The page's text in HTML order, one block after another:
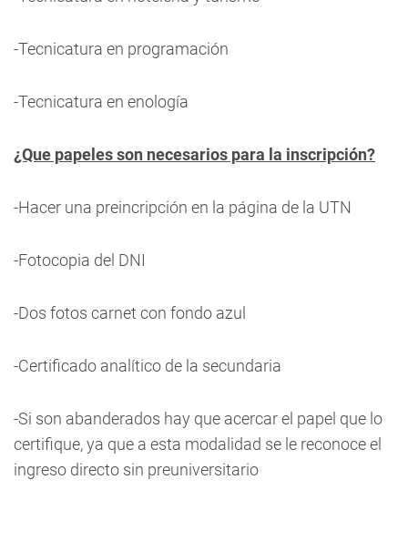
-Tecnicatura en programación
-Tecnicatura en enología
¿Que papeles son necesarios para la inscripción?
-Hacer una preincripción en la página de la UTN
-Fotocopia del DNI
-Dos fotos carnet con fondo azul
-Certificado analítico de la secundaria
-Si son abanderados hay que acercar el papel que lo
certifique, ya que a esta modalidad se le reconoce el
ingreso directo sin preuniversitario